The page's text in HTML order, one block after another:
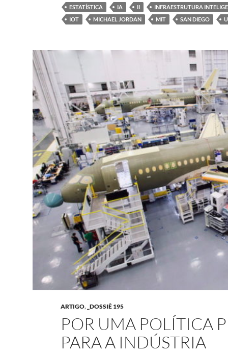
ESTATÍSTICA
IA II
INFRAESTRUTURA
IOT
MICHAEL JORDAN MIT SAN DIEGO
ARTIGO, _DOSSIÊ 195
POR UMA POLÍTICA
PARA A INDÚSTRIA